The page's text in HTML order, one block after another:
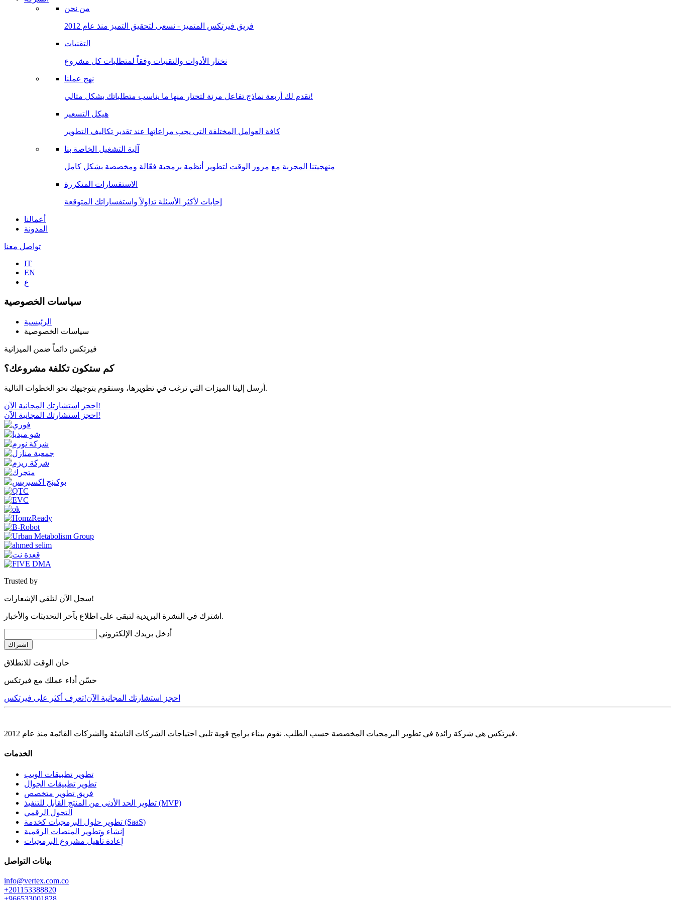
من نحن
فريق فيرتكس المتميز - نسعى لتحقيق التميز منذ عام 2012
التقنيات
نختار الأدوات والتقنيات وفقاً لمتطلبات كل مشروع
نهج عملنا
نقدم لك أربعة نماذج تفاعل مرنة لتختار منها ما يناسب متطلباتك بشكل مثالي!
هيكل التسعير
كافة العوامل المختلفة التي يجب مراعاتها عند تقدير تكاليف التطوير
آلية التشغيل الخاصة بنا
منهجيتنا المجربة مع مرور الوقت لتطوير أنظمة برمجية فعّالة ومخصصة بشكل كامل
الاستفسارات المتكررة
إجابات لأكثر الأسئلة تداولاً واستفساراتك المتوقعة
أعمالنا
المدونة
تواصل معنا
IT
EN
ع
سياسات الخصوصية
الرئيسية
سياسات الخصوصية
فيرتكس دائماً ضمن الميزانية
كم ستكون تكلفة مشروعك؟
أرسل إلينا الميزات التي ترغب في تطويرها، وسنقوم بتوجيهك نحو الخطوات التالية.
احجز استشارتك المجانية الآن!
احجز استشارتك المجانية الآن!
Trusted by
سجل الآن لتلقي الإشعارات!
اشترك في النشرة البريدية لتبقى على اطلاع بآخر التحديثات والأخبار.
أدخل بريدك الإلكتروني
اشتراك
حان الوقت للانطلاق
حسّن أداء عملك مع فيرتكس
احجز استشارتك المجانية الآن!تعرف أكثر على فيرتكس
فيرتكس هي شركة رائدة في تطوير البرمجيات المخصصة حسب الطلب. نقوم ببناء برامج قوية تلبي احتياجات الشركات الناشئة والشركات القائمة منذ عام 2012.
الخدمات
تطوير تطبيقات الويب
تطوير تطبيقات الجوال
فريق تطوير متخصص
تطوير الحد الأدنى من المنتج القابل للتنفيذ (MVP)
التحول الرقمي
تطوير حلول البرمجيات كخدمة (SaaS)
إنشاء وتطوير المنصات الرقمية
إعادة تأهيل مشروع البرمجيات
بيانات التواصل
info@vertex.com.co
+201153388820